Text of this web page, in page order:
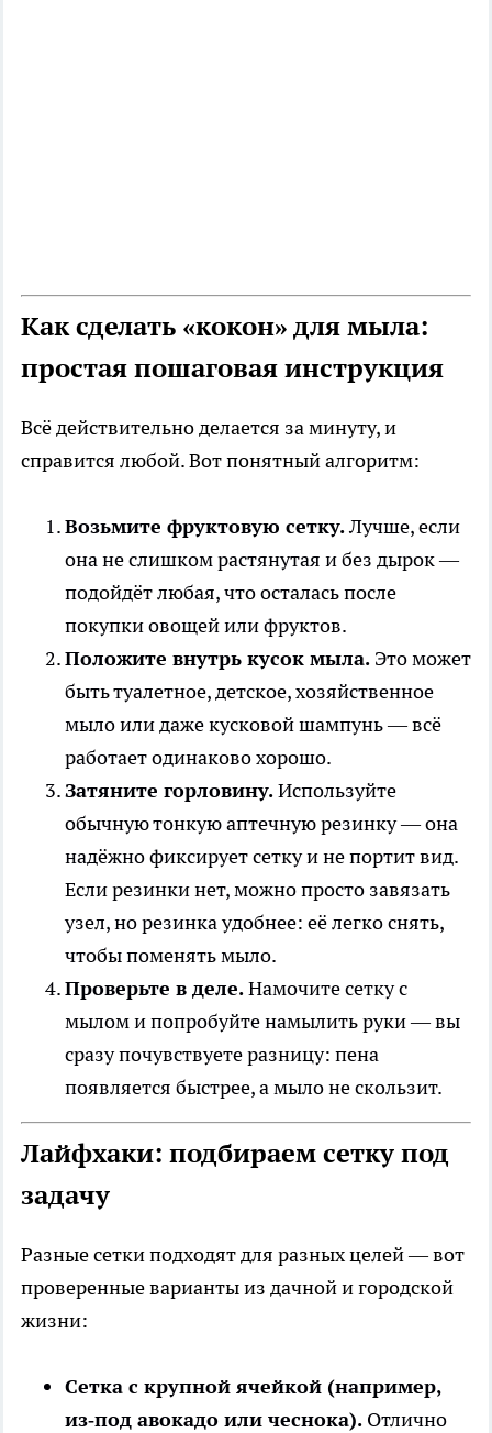
Как сделать «кокон» для мыла:
простая пошаговая инструкция
Всё действительно делается за минуту, и
справится любой. Вот понятный алгоритм:
Возьмите фруктовую сетку.Лучше, если
она не слишком растянутая и без дырок —
подойдёт любая, что осталась после
покупки овощей или фруктов.
Положите внутрь кусок мыла. Это может
быть туалетное, детское, хозяйственное
мыло или даже кусковой шампунь — всё
работает одинаково хорошо.
Затяните горловину.Используйте
обычную тонкую аптечную резинку — она
надёжно фиксирует сетку и не портит вид.
Если резинки нет, можно просто завязать
узел, но резинка удобнее: её легко снять,
чтобы поменять мыло.
Проверьте в деле.Намочите сетку с
мылом и попробуйте намылить руки — вы
сразу почувствуете разницу: пена
появляется быстрее, а мыло не скользит.
Лайфхаки: подбираем сетку под
задачу
Разные сетки подходят для разных целей — вот
проверенные варианты из дачной и городской
жизни:
Сетка с крупной ячейкой (например,
из‑под авокадо или чеснока). Отлично